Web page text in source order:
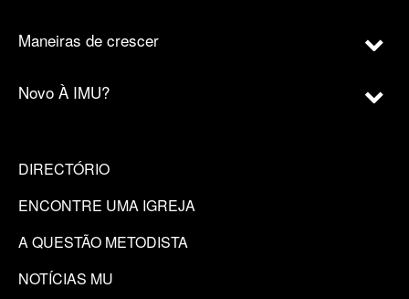
Maneiras de crescer
Novo À IMU?
DIRECTÓRIO
ENCONTRE UMA IGREJA
A QUESTÃO METODISTA
NOTÍCIAS MU